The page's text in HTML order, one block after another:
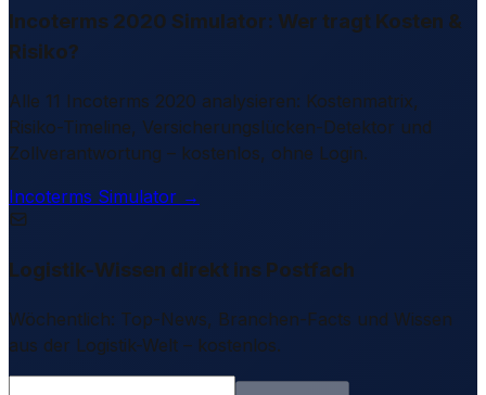
Incoterms 2020 Simulator: Wer tragt Kosten &
Risiko?
Alle 11 Incoterms 2020 analysieren: Kostenmatrix,
Risiko-Timeline, Versicherungslücken-Detektor und
Zollverantwortung – kostenlos, ohne Login.
Incoterms Simulator →
Logistik-Wissen direkt ins Postfach
Wöchentlich: Top-News, Branchen-Facts und Wissen
aus der Logistik-Welt – kostenlos.